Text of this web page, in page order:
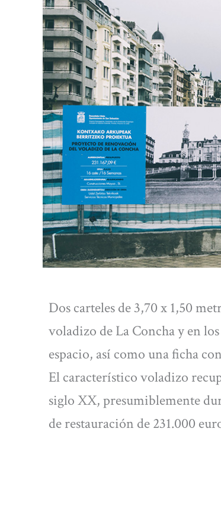
Dos carteles de 3,70 x 1,50
voladizo de La Concha y en
espacio, así como una ficha
El característico voladizo
siglo XX, presumiblemente
de restauración de 231.000